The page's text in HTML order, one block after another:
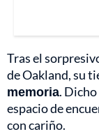
Tras el
de Oakland, su
memoria.
espacio de
con cariño.